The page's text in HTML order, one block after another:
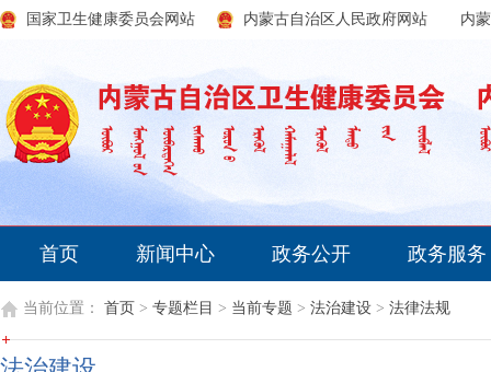
国家卫生健康委员会网站 内蒙古自治区人民政府网站 内
首页 新闻中心 政务公开 政务服务
当前位置： 首页 > 专题栏目 > 当前专题 > 法治建设 > 法律法规